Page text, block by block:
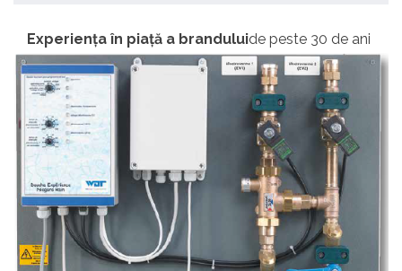
Experiența în piață a branduluide peste 30 de ani